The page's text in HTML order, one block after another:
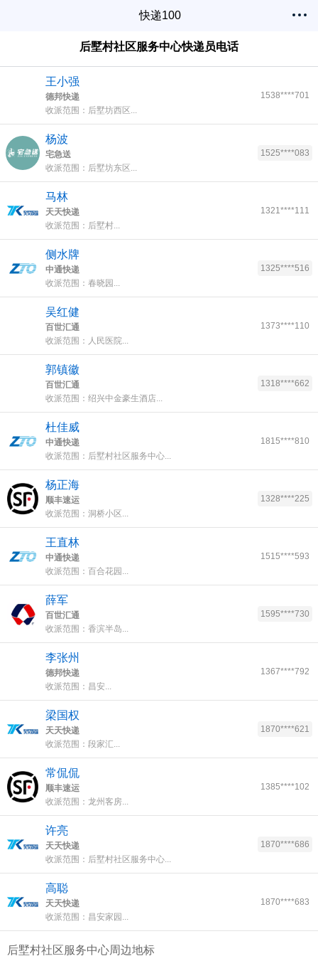
快递100
后墅村社区服务中心快递员电话
王小强
德邦快递
收派范围：后墅坊西区...
1538****701
杨波
宅急送
收派范围：后墅坊东区...
1525****083
马林
天天快递
收派范围：后墅村...
1321****111
侧水牌
中通快递
收派范围：春晓园...
1325****516
吴红健
百世汇通
收派范围：人民医院...
1373****110
郭镇徽
百世汇通
收派范围：绍兴中金豪生酒店...
1318****662
杜佳威
中通快递
收派范围：后墅村社区服务中心...
1815****810
杨正海
顺丰速运
收派范围：洞桥小区...
1328****225
王直林
中通快递
收派范围：百合花园...
1515****593
薛军
百世汇通
收派范围：香滨半岛...
1595****730
李张州
德邦快递
收派范围：昌安...
1367****792
梁国权
天天快递
收派范围：段家汇...
1870****621
常侃侃
顺丰速运
收派范围：龙州客房...
1385****102
许亮
天天快递
收派范围：后墅村社区服务中心...
1870****686
高聪
天天快递
收派范围：昌安家园...
1870****683
后墅村社区服务中心周边地标